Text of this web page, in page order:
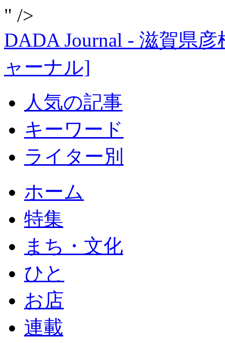
" />
DADA Journal - 滋賀県
ャーナル]
人気の記事
キーワード
ライター別
ホーム
特集
まち・文化
ひと
お店
連載